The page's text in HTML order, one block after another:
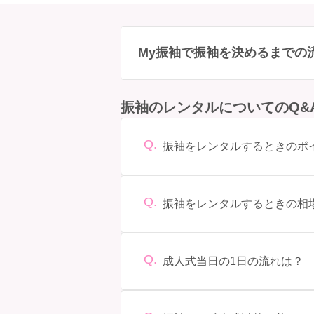
My振袖で振袖を決めるまでの
振袖のレンタルについての
Q. 振袖をレンタルするときのポ
選ぶことができます。また、プラン
Q. 振袖をレンタルするときの相
Q. 成人式当日の1日の流れは？